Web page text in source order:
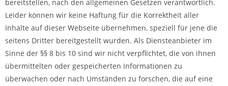
bereitstellen, nach den allgemeinen Gesetzen verantwortlich.
Leider können wir keine Haftung für die Korrektheit aller
Inhalte auf dieser Webseite übernehmen, speziell für jene die
seitens Dritter bereitgestellt wurden. Als Diensteanbieter im
Sinne der §§ 8 bis 10 sind wir nicht verpflichtet, die von ihnen
übermittelten oder gespeicherten Informationen zu
überwachen oder nach Umständen zu forschen, die auf eine